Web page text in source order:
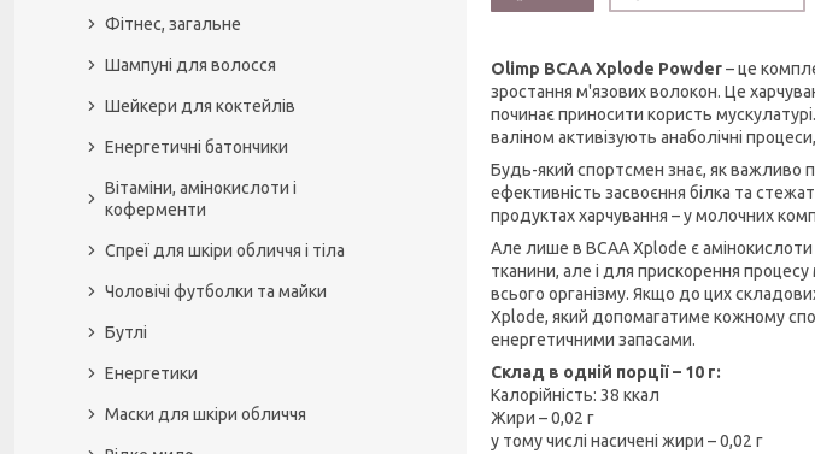
Olimp BCAA Xplode Powder– це
зростання м'язових волокон. Це
починає приносити користь
валіном активізують анаболічні
Будь-який спортсмен знає, як важливо
ефективність засвоєння білка та
продуктах харчування – у молочних
Але лише в BCAA Xplode є
тканини, але і для прискорення процесу
всього організму. Якщо до цих
Xplode, який допомагатиме кожному
енергетичними запасами.
Склад в одній порції – 10 г:
Калорійність: 38 ккал
Жири – 0,02 г
у тому числі насичені жири – 0,02 г
Фітнес, загальне
Шампуні для волосся
Шейкери для коктейлів
Енергетичні батончики
Вітаміни, амінокислоти і
коферменти
Спреї для шкіри обличчя і тіла
Чоловічі футболки та майки
Бутлі
Енергетики
Маски для шкіри обличчя